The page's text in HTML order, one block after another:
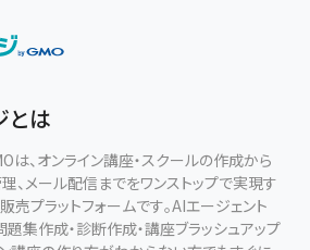
とは
は、オンライン講座・スクールの作成から
、メール配信までをワンストップで実現す
売プラットフォームです。AIエージェント
題集作成・診断作成・講座ブラッシュアップ